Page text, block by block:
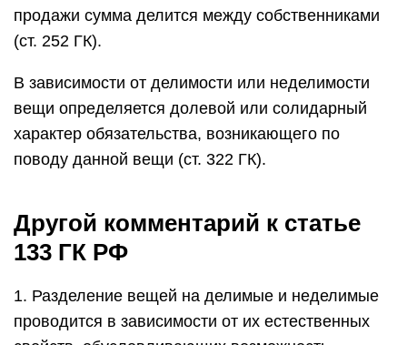
продажи сумма делится между собственниками
(ст. 252 ГК).
В зависимости от делимости или неделимости
вещи определяется долевой или солидарный
характер обязательства, возникающего по
поводу данной вещи (ст. 322 ГК).
Другой комментарий к статье
133 ГК РФ
1. Разделение вещей на делимые и неделимые
проводится в зависимости от их естественных